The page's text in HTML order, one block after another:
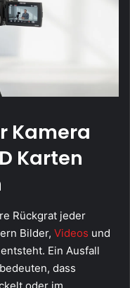
Kamera
Karten
Rückgrat jeder
Bilder, Videos und
Ein Ausfall
dass
oder im